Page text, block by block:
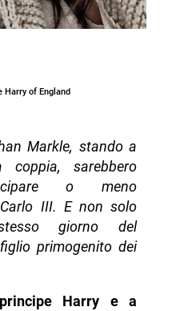
Harry of England
Markle, stando a
sarebbero
o meno
III. E non solo
giorno del
primogenito dei
principe Harry e a